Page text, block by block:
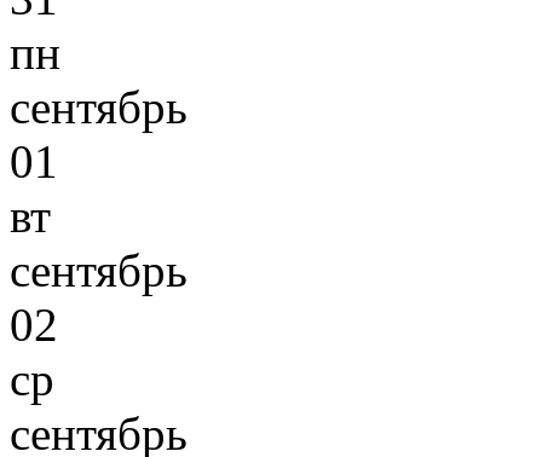
пн
сентябрь
01
вт
сентябрь
02
ср
сентябрь